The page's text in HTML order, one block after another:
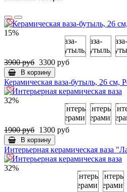
15%
3900 руб 3300 руб
В корзину
Керамическая ваза-бутыль, 26 см,
32%
1900 руб 1300 руб
В корзину
Интерьерная керамическая ваза
32%